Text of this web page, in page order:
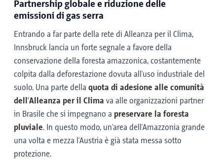
Partnership globale e riduzione delle
emissioni di gas serra
Entrando a far parte della rete di Alleanza per il Clima,
Innsbruck lancia un forte segnale a favore della
conservazione della foresta amazzonica, costantemente
colpita dalla deforestazione dovuta all'uso industriale del
suolo. Una parte della quota di adesione alle comunità
dell'Alleanza per il Clima va alle organizzazioni partner
in Brasile che si impegnano a preservare la foresta
pluviale. In questo modo, un'area dell'Amazzonia grande
una volta e mezza l'Austria è già stata messa sotto
protezione.